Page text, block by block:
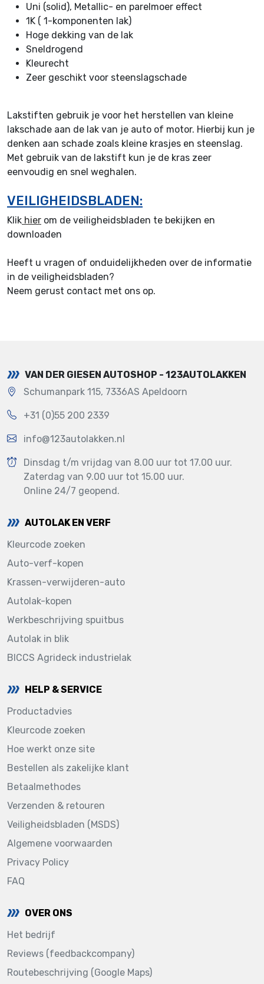
Uni (solid), Metallic- en parelmoer effect
1K ( 1-komponenten lak)
Hoge dekking van de lak
Sneldrogend
Kleurecht
Zeer geschikt voor steenslagschade
Lakstiften gebruik je voor het herstellen van kleine
lakschade aan de lak van je auto of motor. Hierbij kun je
denken aan schade zoals kleine krasjes en steenslag.
Met gebruik van de lakstift kun je de kras zeer
eenvoudig en snel weghalen.
VEILIGHEIDSBLADEN:
Klik hier om de veiligheidsbladen te bekijken en
downloaden
Heeft u vragen of onduidelijkheden over de informatie
in de veiligheidsbladen?
Neem gerust contact met ons op.
VAN DER GIESEN AUTOSHOP - 123AUTOLAKKEN
Schumanpark 115, 7336AS Apeldoorn
+31 (0)55 200 2339
info@123autolakken.nl
Dinsdag t/m vrijdag van 8.00 uur tot 17.00 uur.
Zaterdag van 9.00 uur tot 15.00 uur.
Online 24/7 geopend.
AUTOLAK EN VERF
Kleurcode zoeken
Auto-verf-kopen
Krassen-verwijderen-auto
Autolak-kopen
Werkbeschrijving spuitbus
Autolak in blik
BICCS Agrideck industrielak
HELP & SERVICE
Productadvies
Kleurcode zoeken
Hoe werkt onze site
Bestellen als zakelijke klant
Betaalmethodes
Verzenden & retouren
Veiligheidsbladen (MSDS)
Algemene voorwaarden
Privacy Policy
FAQ
OVER ONS
Het bedrijf
Reviews (feedbackcompany)
Routebeschrijving (Google Maps)